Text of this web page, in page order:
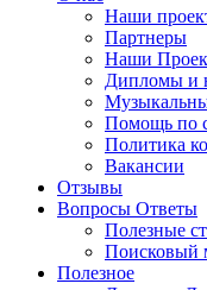
Наши
Партнеры
Наши
Дипломы и
Помощь по
Политика
Вакансии
Отзывы
Вопросы Ответы
Полезные
Поисковый
Полезное